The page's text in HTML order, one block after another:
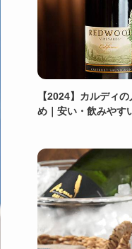
【2024】カルディ
め｜安い・飲みやす